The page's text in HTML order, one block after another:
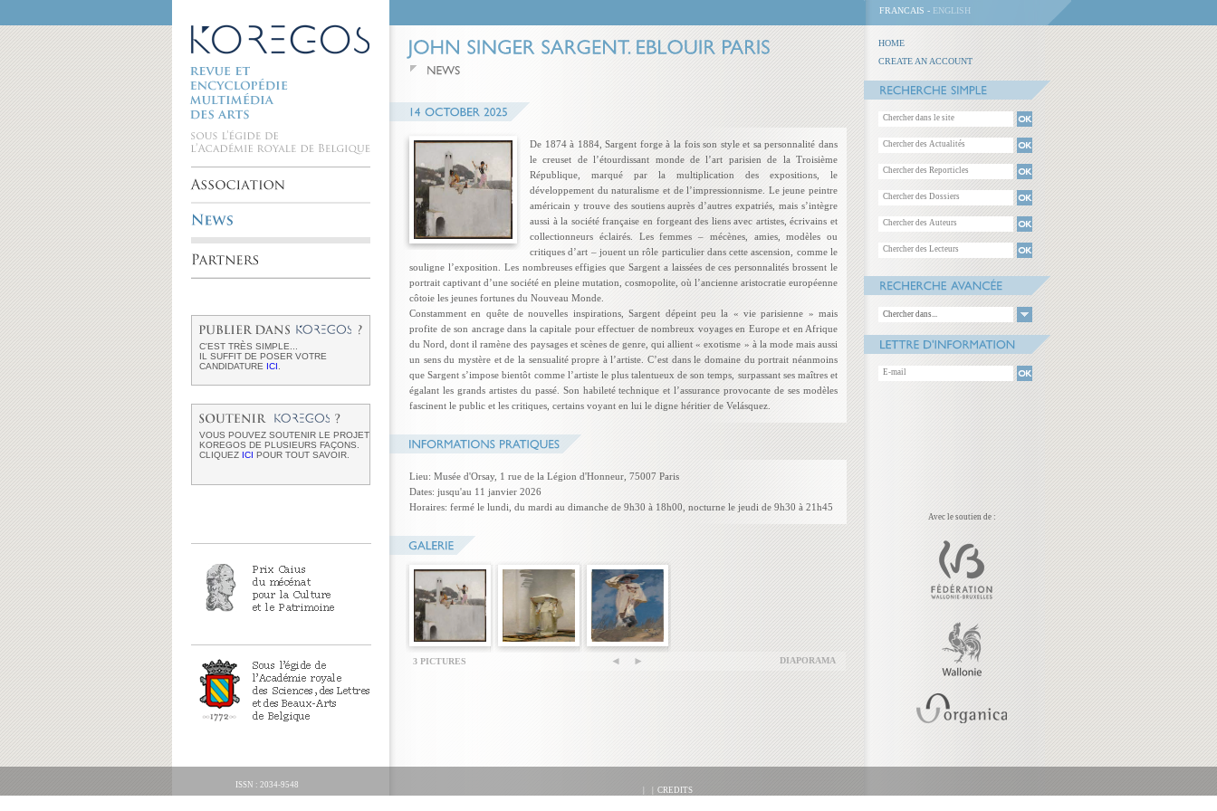
C'EST TRÈS SIMPLE...
IL SUFFIT DE POSER VOTRE
CANDIDATURE ICI
VOUS POUVEZ SOUTENIR LE PROJET
KOREGOS DE PLUSIEURS FAÇONS.
CLIQUEZ ICI POUR TOUT SAVOIR.
De 1874 à 1884, Sargent forge à la fois son style et sa personnalité dans
le creuset de l’étourdissant monde de l’art parisien de la Troisième
République, marqué par la multiplication des expositions, le
développement du naturalisme et de l’impressionnisme. Le jeune peintre
américain y trouve des soutiens auprès d’autres expatriés, mais s’intègre
aussi à la société française en forgeant des liens avec artistes, écrivains et
collectionneurs éclairés. Les femmes – mécènes, amies, modèles ou
critiques d’art – jouent un rôle particulier dans cette ascension, comme le
souligne l’exposition. Les nombreuses effigies que Sargent a laissées de ces personnalités brossent le
portrait captivant d’une société en pleine mutation, cosmopolite, où l’ancienne aristocratie européenne
côtoie les jeunes fortunes du Nouveau Monde.
Constamment en quête de nouvelles inspirations, Sargent dépeint peu la « vie parisienne » mais
profite de son ancrage dans la capitale pour effectuer de nombreux voyages en Europe et en Afrique
du Nord, dont il ramène des paysages et scènes de genre, qui allient « exotisme » à la mode mais aussi
un sens du mystère et de la sensualité propre à l’artiste. C’est dans le domaine du portrait néanmoins
que Sargent s’impose bientôt comme l’artiste le plus talentueux de son temps, surpassant ses maîtres et
égalant les grands artistes du passé. Son habileté technique et l’assurance provocante de ses modèles
fascinent le public et les critiques, certains voyant en lui le digne héritier de Velásquez.
Lieu: Musée d'Orsay, 1 rue de la Légion d'Honneur, 75007 Paris
Dates: jusqu'au 11 janvier 2026
Horaires: fermé le lundi, du mardi au dimanche de 9h30 à 18h00, nocturne le jeudi de 9h30 à 21h45
3 PICTURES DIAPORAMA
FRANCAIS - ENGLISH
HOME
CREATE AN ACCOUNT
Chercher dans...
Avec le soutien de :
ISSN : 2034-9548
CREDITS